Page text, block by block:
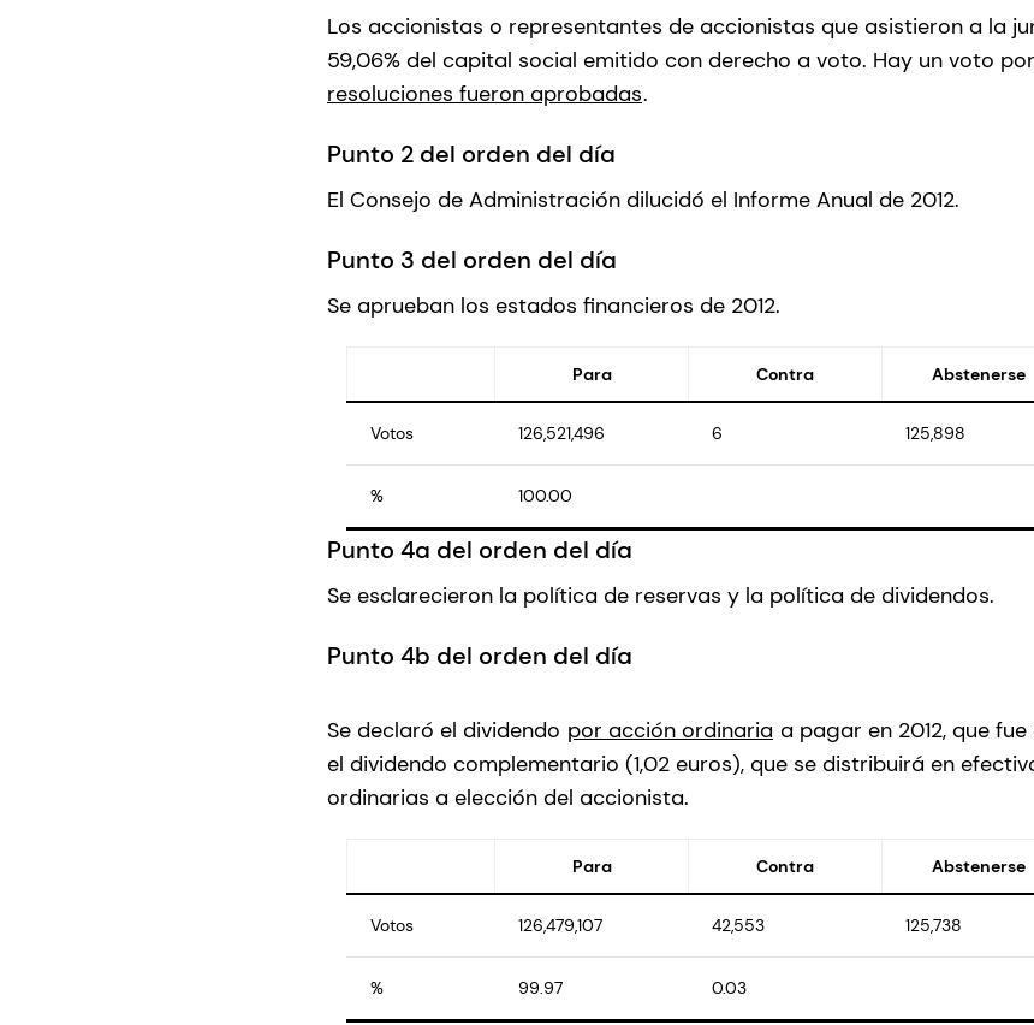
Los accionistas o representantes de accionistas que asistieron a la
59,06% del capital social emitido con derecho a voto. Hay un voto
resoluciones fueron aprobadas.
Punto 2 del orden del día
El Consejo de Administración dilucidó el Informe Anual de 2012.
Punto 3 del orden del día
Se aprueban los estados financieros de 2012.
Para Contra Abstenerse
Votos 126,521,496 6 125,898
% 100.00
Punto 4a del orden del día
Se esclarecieron la política de reservas y la política de dividendos.
Punto 4b del orden del día
Se declaró el dividendo por acción ordinaria a pagar en 2012, que
el dividendo complementario (1,02 euros), que se distribuirá en
ordinarias a elección del accionista.
Para Contra Abstenerse
Votos 126,479,107 42,553 125,738
% 99.97 0.03